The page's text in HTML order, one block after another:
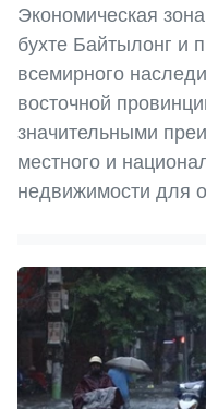
Экономическая
бухте Байтылонг и
всемирного
восточной
значительными
местного и
недвижимости для